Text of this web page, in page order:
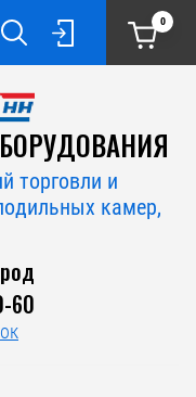
0
торговли и
камер,
60